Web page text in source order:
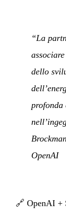
“La
dello
profonda
OpenAI
🔗 OpenAI +